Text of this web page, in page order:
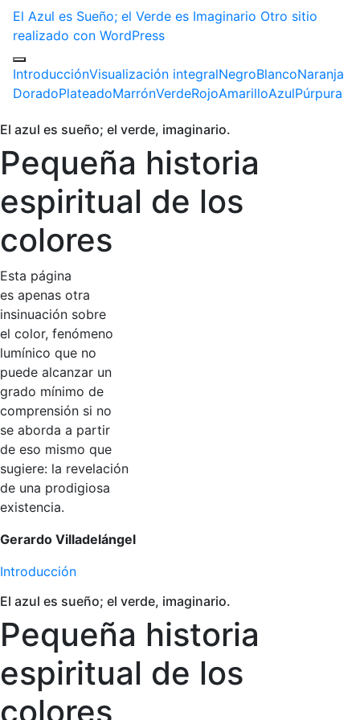
El Azul es Sueño; el Verde es Imaginario Otro sitio
realizado con WordPress
IntroducciónVisualización integralNegroBlancoNaranja
DoradoPlateadoMarrónVerdeRojoAmarilloAzulPúrpura
El azul es sueño; el verde, imaginario.
Pequeña historia
espiritual de los
colores
Esta página
es apenas otra
insinuación sobre
el color, fenómeno
lumínico que no
puede alcanzar un
grado mínimo de
comprensión si no
se aborda a partir
de eso mismo que
sugiere: la revelación
de una prodigiosa
existencia.
Gerardo Villadelángel
Introducción
El azul es sueño; el verde, imaginario.
Pequeña historia
espiritual de los
colores